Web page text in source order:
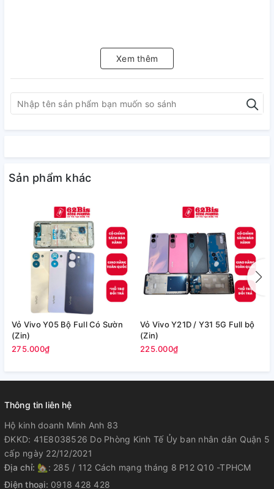
Xem thêm
Sản phẩm khác
Vỏ Vivo Y05 Bộ Full Có Sườn
(Zin)
275.000₫
Vỏ Vivo Y21D / Y31 5G Full bộ
(Zin)
225.000₫
Thông tin liên hệ
Hộ kinh doanh Minh Anh 83
ĐKKD: 41E8038526 Do Phòng Kinh Tế Ủy ban nhân dân Quận 5
cấp ngày 22/12/2021
Địa chỉ: 🏡: 285 / 112 Cách mạng tháng 8 P12 Q10 -TPHCM
Điện thoại: 0918 428 428